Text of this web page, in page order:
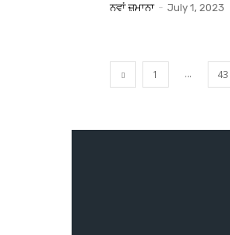
ਨਵਾਂ ਜ਼ਮਾਨਾ - July 1, 2023
1 ... 43